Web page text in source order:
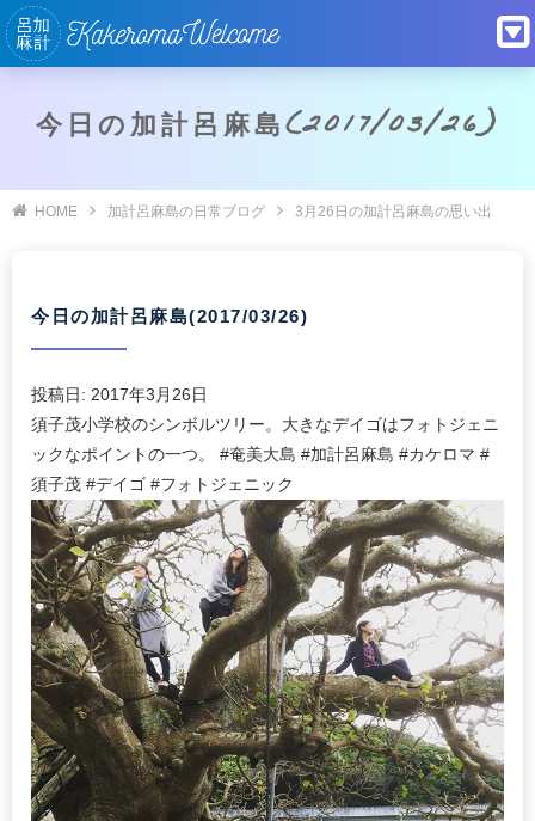
今日の加計呂麻島(2017/03/26)
HOME 加計呂麻島の日常ブログ 3月26日の加計呂麻島の思い出
今日の加計呂麻島(2017/03/26)
投稿日: 2017年3月26日
須子茂小学校のシンボルツリー。大きなデイゴはフォトジェニ
ックなポイントの一つ。 #奄美大島 #加計呂麻島 #カケロマ #
須子茂 #デイゴ #フォトジェニック